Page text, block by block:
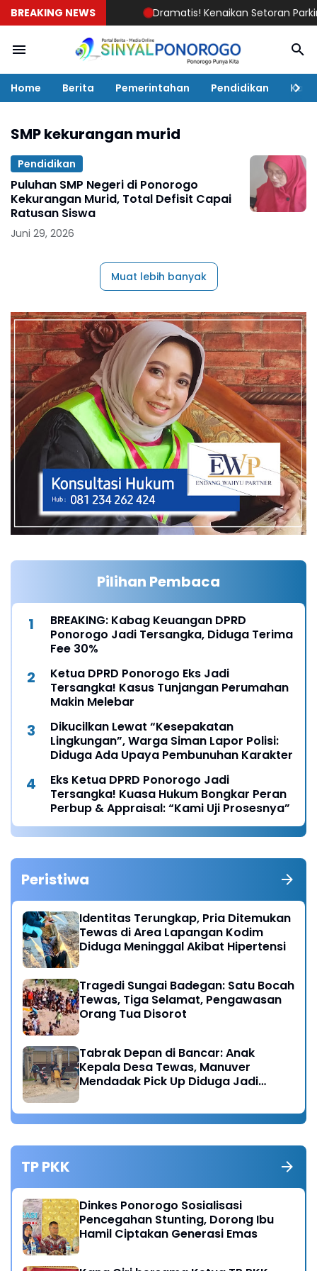
BREAKING NEWS Dramatis! Kenaikan Setoran Parkir
Home Berita Pemerintahan Pendidikan
SMP kekurangan murid
Pendidikan
Puluhan SMP Negeri di Ponorogo
Kekurangan Murid, Total Defisit Capai
Ratusan Siswa
Juni 29, 2026
Muat lebih banyak
Pilihan Pembaca
BREAKING: Kabag Keuangan DPRD
Ponorogo Jadi Tersangka, Diduga Terima
Fee 30%
Ketua DPRD Ponorogo Eks Jadi
Tersangka! Kasus Tunjangan Perumahan
Makin Melebar
Dikucilkan Lewat “Kesepakatan
Lingkungan”, Warga Siman Lapor Polisi:
Diduga Ada Upaya Pembunuhan Karakter
Eks Ketua DPRD Ponorogo Jadi
Tersangka! Kuasa Hukum Bongkar Peran
Perbup & Appraisal: “Kami Uji Prosesnya”
Peristiwa
Identitas Terungkap, Pria Ditemukan
Tewas di Area Lapangan Kodim
Diduga Meninggal Akibat Hipertensi
Tragedi Sungai Badegan: Satu Bocah
Tewas, Tiga Selamat, Pengawasan
Orang Tua Disorot
Tabrak Depan di Bancar: Anak
Kepala Desa Tewas, Manuver
Mendadak Pick Up Diduga Jadi
TP PKK
Dinkes Ponorogo Sosialisasi
Pencegahan Stunting, Dorong Ibu
Hamil Ciptakan Generasi Emas